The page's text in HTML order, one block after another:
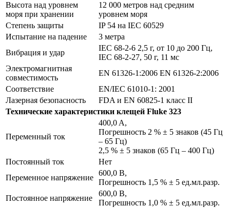
Высота над уровнем
моря при хранении
12 000 метров над средним
уровнем моря
Степень защиты
IP 54 на IEC 60529
Испытание на падение
3 метра
Вибрация и удар
IEC 68-2-6 2,5 г, от 10 до 200 Гц,
IEC 68-2-27, 50 г, 11 мс
Электромагнитная
совместимость
EN 61326-1:2006 EN 61326-2:2006
Соответствие
EN/IEC 61010-1: 2001
Лазерная безопасность
FDA и EN 60825-1 класс II
Технические характеристики клещей Fluke 323
Переменный ток
400,0 A,
Погрешность 2 % ± 5 знаков (45 Гц
– 65 Гц)
2,5 % ± 5 знаков (65 Гц – 400 Гц)
Постоянный ток
Нет
Переменное напряжение
600,0 В,
Погрешность 1,5 % ± 5 ед.мл.разр.
Постоянное напряжение
600,0 В,
Погрешность 1,0 % ± 5 ед.мл.разр.